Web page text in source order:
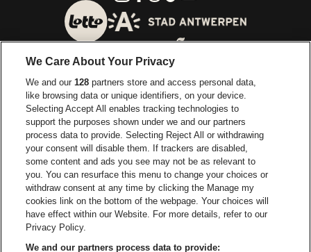
Ga naar de website van
Ga naar de website van Europcar
Ga naar de
Ga naar de website van Coca-Cola
Ga naar de website van
Ga naar
Ga naar de website van Champagne
Ga naar de website
Ga naar de website van Het
Ga naar de
Lotto Arena is een deel vanbe•at
Lotto Arena
We Care About Your Privacy
We and our128 partners store and access personal data,
like browsing data or unique identifiers, on your device.
Selecting Accept All enables tracking technologies to
support the purposes shown under we and our partners
process data to provide. Selecting Reject All or withdrawing
your consent will disable them. If trackers are disabled,
some content and ads you see may not be as relevant to
you. You can resurface this menu to change your choices or
withdraw consent at any time by clicking the Manage my
cookies link on the bottom of the webpage. Your choices will
have effect within our Website. For more details, refer to our
Privacy Policy.
We and our partners process data to provide: